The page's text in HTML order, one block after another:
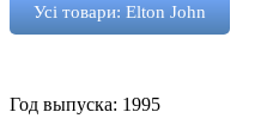
Усі товари: Elton John
Год выпуска: 1995